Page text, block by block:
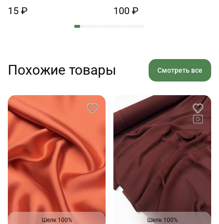
15 ₽ 100 ₽
Похожие товары Смотреть все
Шелк 100% Шелк 100%